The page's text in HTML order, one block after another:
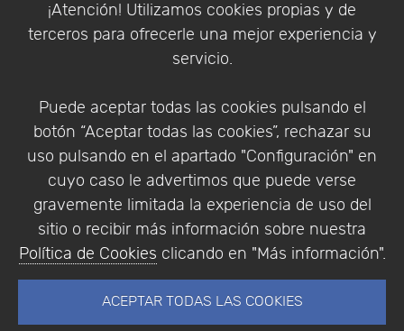
¡Atención! Utilizamos cookies propias y de
terceros para ofrecerle una mejor experiencia y
servicio.
Puede aceptar todas las cookies pulsando el
botón “Aceptar todas las cookies”, rechazar su
uso pulsando en el apartado "Configuración" en
cuyo caso le advertimos que puede verse
gravemente limitada la experiencia de uso del
sitio o recibir más información sobre nuestra
Política de Cookies clicando en "Más información".
ACEPTAR TODAS LAS COOKIES
Política de Privacidad
Condiciones de compra
Identificarse
Empresa|Aviso Legal| Política de Privacidad |
Política de Cookies
© Copyright 1994 - 2026. Addlink Software
Científico, S.L.
Portugal.